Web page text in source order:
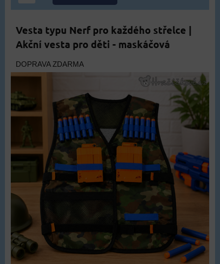
Vesta typu Nerf pro každého střelce |
Akční vesta pro děti - maskáčová
DOPRAVA ZDARMA